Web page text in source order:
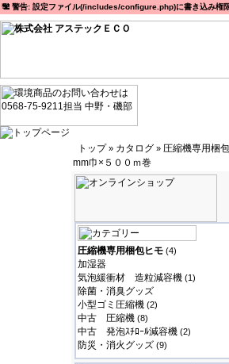
警告: 設定ファイル(/includes/configure.php)に書き込み
トップ» カタログ » 圧縮機専用梱
mm巾×５００ｍ巻
圧縮機専用梱包ヒモ (4)
加湿器
気泡緩衝材 造粒減容機 (1)
除菌・消臭グッズ
小型ゴミ圧縮機 (2)
中古 圧縮機 (8)
中古 発泡ｽﾁﾛｰﾙ減容機 (2)
防災・消火グッズ (9)